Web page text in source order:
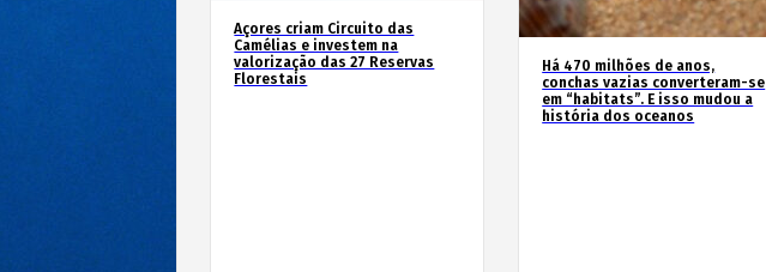
Açores criam Circuito das
Camélias e investem na
valorização das 27 Reservas
Florestais
Há 470 milhões de anos,
conchas vazias converteram-se
em “habitats”. E isso mudou a
história dos oceanos